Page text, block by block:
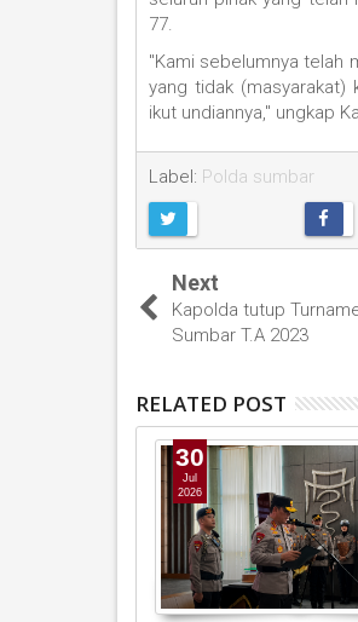
77.
"Kami sebelumnya telah
yang tidak (masyarakat)
ikut undiannya," ungkap
Label: Polda sumbar
Next
Kapolda tutup
Sumbar T.A 2023
RELATED POST
30
Jul
2026